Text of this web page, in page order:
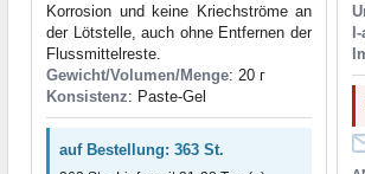
Korrosion und keine Kriechströme an
der Lötstelle, auch ohne Entfernen der
Flussmittelreste.
Gewicht/Volumen/Menge: 20 г
Konsistenz: Paste-Gel
auf Bestellung: 363 St.